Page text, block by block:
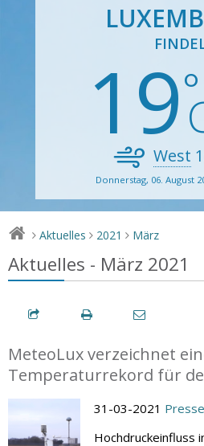
19
West
Donnerstag, 06. August
> Aktuelles > 2021 > März
Aktuelles - März 2021
MeteoLux verzeichnet
Temperaturrekord für
31-03-2021
Hochdruckeinfluss